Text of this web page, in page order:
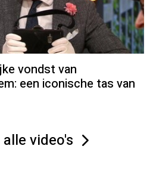
vondst van
een iconische tas van
video's